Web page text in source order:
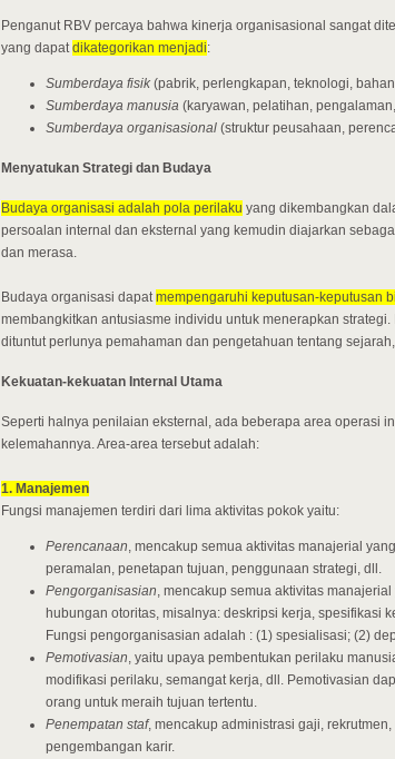
Penganut RBV percaya bahwa kinerja organisasional sangat
yang dapatdikategorikan menjadi:
Sumberdaya fisik (pabrik, perlengkapan, teknologi,
Sumberdaya manusia (karyawan, pelatihan,
Sumberdaya organisasional (struktur peusahaan,
Menyatukan Strategi dan Budaya
Budaya organisasi adalah pola perilaku yang dikembangkan
persoalan internal dan eksternal yang kemudin diajarkan
dan merasa.
Budaya organisasi dapatmempengaruhi keputusan-keputusan
membangkitkan antusiasme individu untuk menerapkan
dituntut perlunya pemahaman dan pengetahuan tentang
Kekuatan-kekuatan Internal Utama
Seperti halnya penilaian eksternal, ada beberapa area operasi
kelemahannya. Area-area tersebut adalah:
1. Manajemen
Fungsi manajemen terdiri dari lima aktivitas pokok yaitu:
Perencanaan , mencakup semua aktivitas manajerial
peramalan, penetapan tujuan, penggunaan strategi, dll.
Pengorganisasian , mencakup semua aktivitas
hubungan otoritas, misalnya: deskripsi kerja, spesifikasi
Fungsi pengorganisasian adalah : (1) spesialisasi; (2)
Pemotivasian , yaitu upaya pembentukan perilaku
modifikasi perilaku, semangat kerja, dll. Pemotivasian
orang untuk meraih tujuan tertentu.
Penempatan staf, mencakup administrasi gaji,
pengembangan karir.